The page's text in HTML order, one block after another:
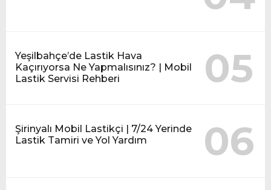
Yeşilbahçe’de Lastik Hava
Kaçırıyorsa Ne Yapmalısınız? | Mobil
Lastik Servisi Rehberi
05
Şirinyalı Mobil Lastikçi | 7/24 Yerinde
Lastik Tamiri ve Yol Yardım
06